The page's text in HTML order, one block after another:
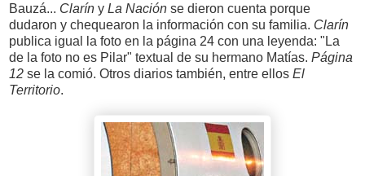
Bauzá... Clarín y La Nación se dieron cuenta porque
dudaron y chequearon la información con su familia. Clarín
publica igual la foto en la página 24 con una leyenda: "La
de la foto no es Pilar" textual de su hermano Matías. Página
12 se la comió. Otros diarios también, entre ellos El
Territorio.